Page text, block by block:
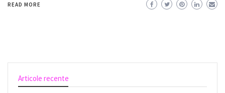
READ MORE
Articole recente